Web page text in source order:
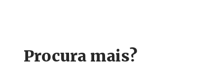
Procura mais?